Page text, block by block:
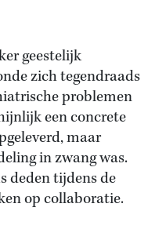
geestelijk
zich tegendraads
problemen
een concrete
maar
in zwang was.
deden tijdens de
op collaboratie.